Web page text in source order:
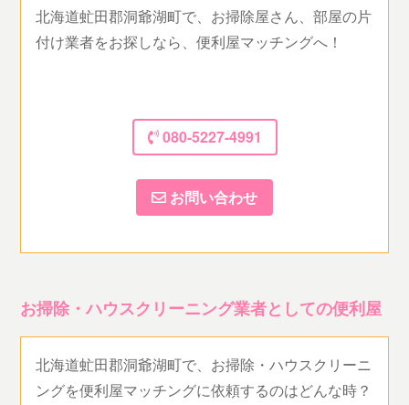
北海道虻田郡洞爺湖町で、お掃除屋さん、部屋の片
付け業者をお探しなら、便利屋マッチングへ！
080-5227-4991
お問い合わせ
お掃除・ハウスクリーニング業者としての便利屋
北海道虻田郡洞爺湖町で、お掃除・ハウスクリーニ
ングを便利屋マッチングに依頼するのはどんな時？